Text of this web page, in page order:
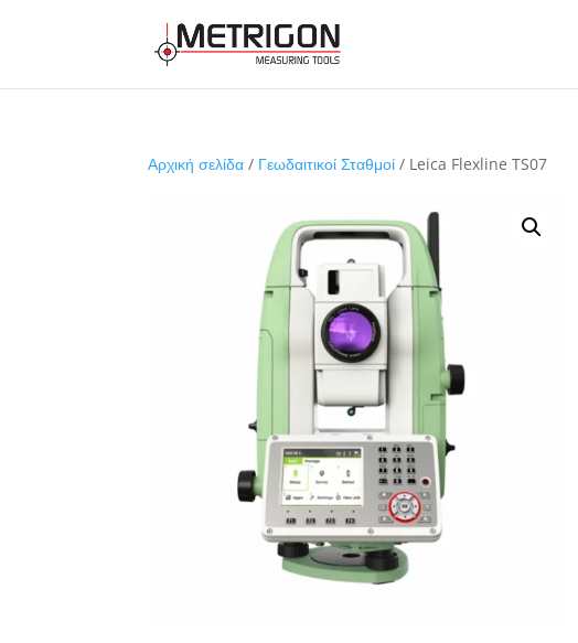
Αρχική σελίδα / Γεωδαιτικοί Σταθμοί / Leica Flexline TS07